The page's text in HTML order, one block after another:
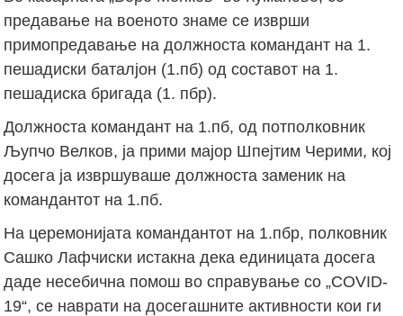
предавање на военото знаме се изврши
примопредавање на должноста командант на 1.
пешадиски баталјон (1.пб) од составот на 1.
пешадиска бригада (1. пбр).
Должноста командант на 1.пб, од потполковник
Љупчо Велков, ја прими мајор Шпејтим Черими, кој
досега ја извршуваше должноста заменик на
командантот на 1.пб.
На церемонијата командантот на 1.пбр, полковник
Сашко Лафчиски истакна дека единицата досега
даде несебична помош во справување со „COVID-
19“, се наврати на досегашните активности кои ги